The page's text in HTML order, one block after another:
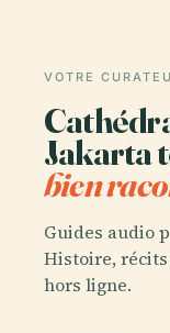
VOTRE
Jakarta
bien
Guides audio
Histoire,
hors ligne.